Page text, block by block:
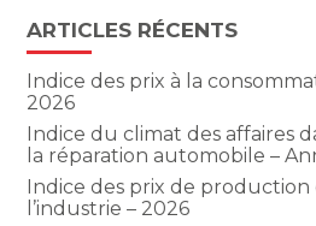
ARTICLES RÉCENTS
Indice des prix à la
2026
Indice du climat des affaires
la réparation automobile –
Indice des prix de production
l’industrie – 2026